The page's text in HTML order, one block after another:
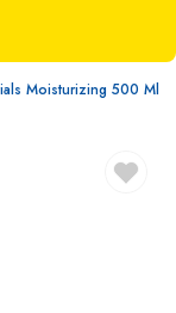
Moisturizing 500 Ml